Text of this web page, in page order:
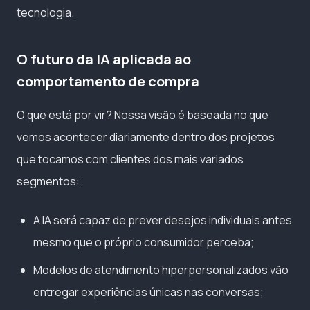
tecnologia.
O futuro da IA aplicada ao
comportamento de compra
O que está por vir? Nossa visão é baseada no que
vemos acontecer diariamente dentro dos projetos
que tocamos com clientes dos mais variados
segmentos:
A IA será capaz de prever desejos individuais antes
mesmo que o próprio consumidor perceba;
Modelos de atendimento hiperpersonalizados vão
entregar experiências únicas nas conversas;